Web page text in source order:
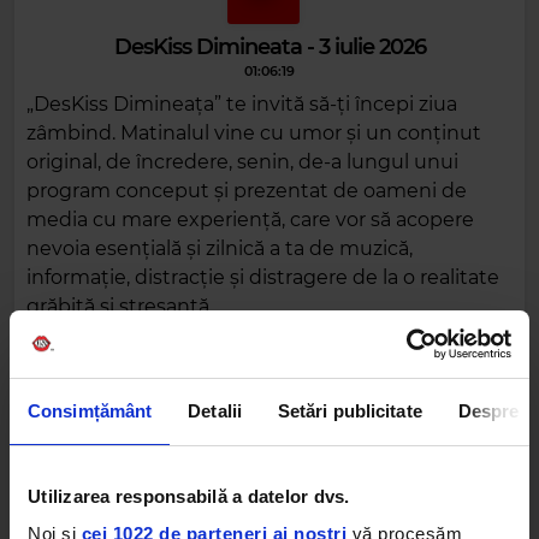
Consimțământ Detalii Setări publicitate Despre
Utilizarea responsabilă a datelor dvs.
Noi și cei 1022 de parteneri ai noștri vă procesăm
DesKiss Dimineata - 3 iulie 2026
01:06:19
„DesKiss Dimineața” te invită să-ți începi ziua
zâmbind. Matinalul vine cu umor și un conținut
original, de încredere, senin, de-a lungul unui
program conceput și prezentat de oameni de
media cu mare experiență, care vor să acopere
nevoia esențială și zilnică a ta de muzică,
informație, distracție și distragere de la o realitate
grăbită și stresantă.
Alte podcasturi